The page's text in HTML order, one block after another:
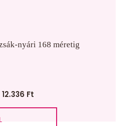
nyári 168 méretig
12.336 Ft